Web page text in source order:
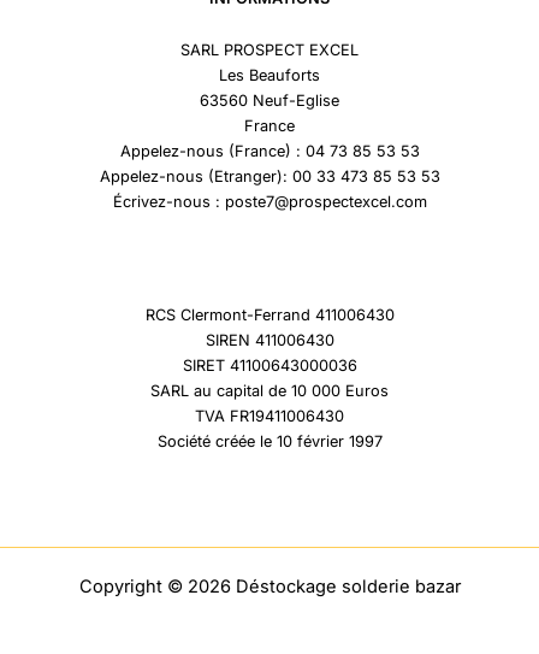
SARL PROSPECT EXCEL
Les Beauforts
63560 Neuf-Eglise
France
Appelez-nous (France) : 04 73 85 53 53
Appelez-nous (Etranger): 00 33 473 85 53 53
Écrivez-nous : poste7@prospectexcel.com
RCS Clermont-Ferrand 411006430
SIREN 411006430
SIRET 41100643000036
SARL au capital de 10 000 Euros
TVA FR19411006430
Société créée le 10 février 1997
Copyright © 2026 Déstockage solderie bazar